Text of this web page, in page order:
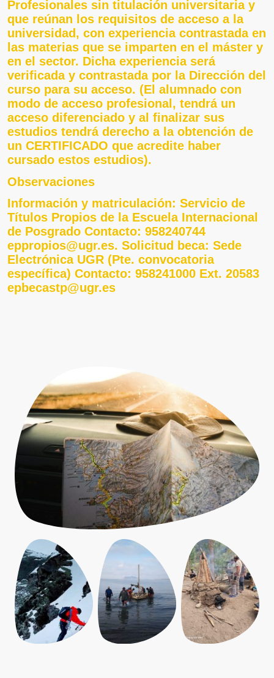
Profesionales sin titulación universitaria y
que reúnan los requisitos de acceso a la
universidad, con experiencia contrastada en
las materias que se imparten en el máster y
en el sector. Dicha experiencia será
verificada y contrastada por la Dirección del
curso para su acceso. (El alumnado con
modo de acceso profesional, tendrá un
acceso diferenciado y al finalizar sus
estudios tendrá derecho a la obtención de
un CERTIFICADO que acredite haber
cursado estos estudios).
Observaciones
Información y matriculación: Servicio de
Títulos Propios de la Escuela Internacional
de Posgrado Contacto: 958240744
eppropios@ugr.es. Solicitud beca: Sede
Electrónica UGR (Pte. convocatoria
específica) Contacto: 958241000 Ext. 20583
epbecastp@ugr.es